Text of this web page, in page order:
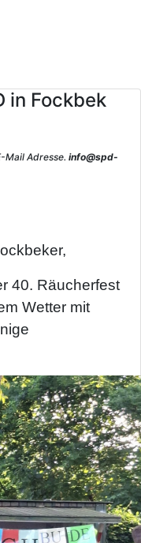
in Fockbek
Mail Adresse. info@spd-
40. Räucherfest
Wetter mit